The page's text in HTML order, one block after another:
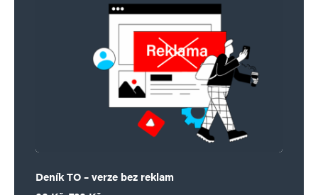
Deník TO – verze bez reklam